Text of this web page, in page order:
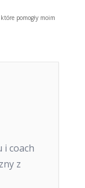
pomogły moim
coach
z